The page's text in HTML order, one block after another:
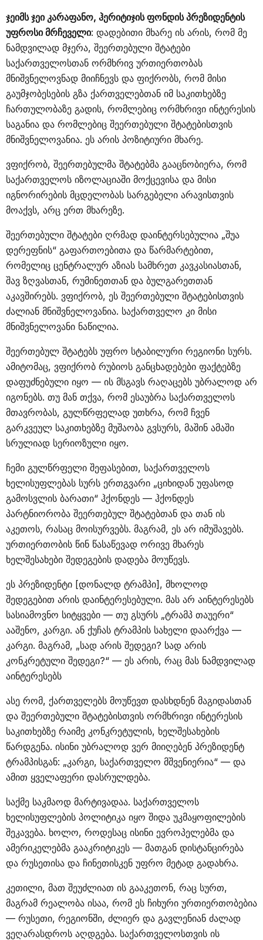
ჯეიმს ჯეი კარაფანო, ჰერიტიჯის ფონდის პრეზიდენტის
უფროსი მრჩეველი: დადებითი მხარე ის არის, რომ მე
ნამდვილად მჯერა, შეერთებული შტატები
საქართველოსთან ორმხრივ ურთიერთობას
მნიშვნელოვნად მიიჩნევს და ფიქრობს, რომ მისი
გაუმჯობესების გზა ქართველებთან იმ საკითხებზე
ჩართულობაზე გადის, რომლებიც ორმხრივი ინტერესის
საგანია და რომლებიც შეერთებული შტატებისთვის
მნიშვნელოვანია. ეს არის პოზიტიური მხარე.
ვფიქრობ, შეერთებულმა შტატებმა გააცნობიერა, რომ
საქართველოს იზოლაციაში მოქცევისა და მისი
იგნორირების მცდელობას სარგებელი არავისთვის
მოაქვს, არც ერთ მხარეზე.
შეერთებული შტატები ღრმად დაინტერსებულია „შუა
დერეფნის“ გაფართოებითა და წარმარტებით,
რომელიც ცენტრალურ აზიას სამხრეთ კავკასიასთან,
შავ ზღვასთან, რუმინეთთან და ბულგარეთთან
აკავშირებს. ვფიქრობ, ეს შეერთებული შტატებისთვის
ძალიან მნიშვნელოვანია. საქართველო კი მისი
მნიშვნელოვანი ნაწილია.
შეერთებულ შტატებს უფრო სტაბილური რეგიონი სურს.
ამიტომაც, ვფიქრობ რუბიოს განცხადებები ფაქტებზე
დაფუძნებული იყო — ის მსგავს რაღაცებს უბრალოდ არ
იგონებს. თუ მან თქვა, რომ ესაუბრა საქართველოს
მთავრობას, გულწრფელად უთხრა, რომ ჩვენ
გარკვეულ საკითხებზე მუშაობა გვსურს, მაშინ ამაში
სრულიად სერიოზული იყო.
ჩემი გულწრფელი შეფასებით, საქართველოს
ხელისუფლებას სურს ერთგვარი „ციხიდან უფასოდ
გამოსვლის ბარათი“ ჰქონდეს — ჰქონდეს
პარტნიორობა შეერთებულ შტატებთან და თან ის
აკეთოს, რასაც მოისურვებს. მაგრამ, ეს არ იმუშავებს.
ურთიერთობის წინ წასაწევად ორივე მხარეს
ხელშესახები შედეგების დადება მოუწევს.
ეს პრეზიდენტი [დონალდ ტრამპი], მხოლოდ
შედეგებით არის დაინტერესებული. მას არ აინტერესებს
სასიამოვნო სიტყვები — თუ გსურს „ტრამპ თაუერი“
ააშენო, კარგი. ან ქუჩას ტრამპის სახელი დაარქვა —
კარგი. მაგრამ, „სად არის შედეგი? სად არის
კონკრეტული შედეგი?“ — ეს არის, რაც მას ნამდვილად
აინტერესებს
ასე რომ, ქართველებს მოუწევთ დასხდნენ მაგიდასთან
და შეერთებული შტატებისთვის ორმხრივი ინტერესის
საკითხებზე რაიმე კონკრეტულის, ხელშესახების
წარდგენა. ისინი უბრალოდ ვერ მიიღებენ პრეზიდენტ
ტრამპისგან: „კარგი, საქართველო მშვენიერია“ — და
ამით ყველაფერი დასრულდება.
საქმე საკმაოდ მარტივადაა. საქართველოს
ხელისუფლების პოლიტიკა იყო შიდა უკმაყოფილების
შეკავება. ხოლო, როდესაც ისინი ევროპელებმა და
ამერიკელებმა გააკრიტიკეს — მათგან დისტანცირება
და რუსეთისა და ჩინეთისკენ უფრო მეტად გადახრა.
კეთილი, მათ შეუძლიათ ის გააკეთონ, რაც სურთ,
მაგრამ რეალობა ისაა, რომ ეს ჩიხური ურთიერთობებია
— რუსეთი, რეგიონში, ძლიერ და გავლენიან ძალად
ვეღარასდროს აღდგება. საქართველოსთვის ის